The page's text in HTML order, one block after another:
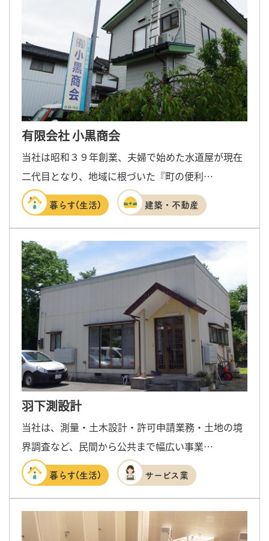
有限会社 小黒商会
当社は昭和３９年創業、夫婦で始めた水道屋が現在
二代目となり、地域に根づいた『町の便利…
暮らす(生活) 建築・不動産
羽下測設計
当社は、測量・土木設計・許可申請業務・土地の境
界調査など、民間から公共まで幅広い事業…
暮らす(生活) サービス業